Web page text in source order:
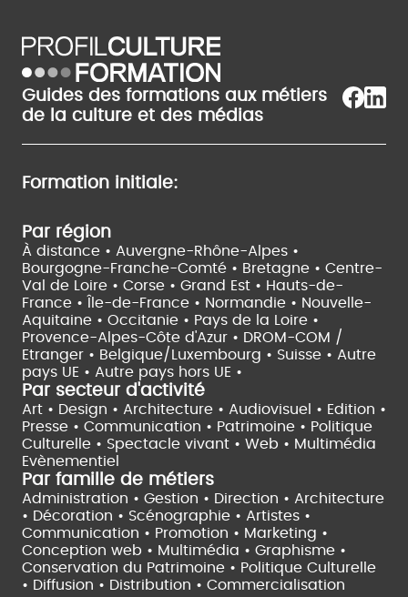
Guides des formations aux métiers
de la culture et des médias
Formation initiale:
Par région
À distance • Auvergne-Rhône-Alpes •
Bourgogne-Franche-Comté • Bretagne • Centre-
Val de Loire • Corse • Grand Est • Hauts-de-
France •
Île-de-France • Normandie • Nouvelle-
Aquitaine • Occitanie • Pays de la Loire •
Provence-Alpes-Côte d'Azur • DROM-COM /
Etranger • Belgique/Luxembourg • Suisse • Autre
pays UE • Autre pays hors UE •
Par secteur d'activité
Art • Design • Architecture • Audiovisuel • Edition •
Presse • Communication • Patrimoine • Politique
Culturelle • Spectacle vivant • Web • Multimédia
Evènementiel
Par famille de métiers
Administration • Gestion • Direction • Architecture
• Décoration • Scénographie • Artistes •
Communication • Promotion • Marketing •
Conception web • Multimédia • Graphisme •
Conservation du Patrimoine • Politique Culturelle
• Diffusion • Distribution • Commercialisation